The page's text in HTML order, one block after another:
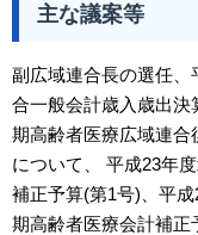
主な議案等
副広域連合長の選任、
合一般会計歳入歳出決
期高齢者医療広域連合
について、 平成23年
補正予算(第1号)、平
期高齢者医療会計補